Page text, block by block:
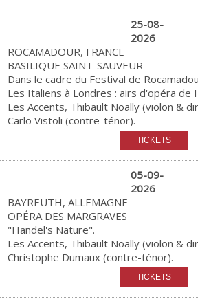
25-08-
2026
ROCAMADOUR, FRANCE
BASILIQUE SAINT-SAUVEUR
Dans le cadre du Festival de
Les Italiens à Londres : airs d'opéra de
Les Accents, Thibault Noally (violon &
Carlo Vistoli (contre-ténor).
05-09-
2026
BAYREUTH, ALLEMAGNE
OPÉRA DES MARGRAVES
"Handel's Nature".
Les Accents, Thibault Noally (violon &
Christophe Dumaux (contre-ténor).